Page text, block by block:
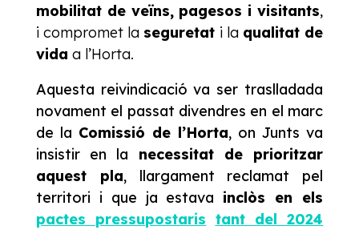
mobilitat de veïns, pagesos i visitants,
i compromet la seguretat i la qualitat de
vida a l’Horta.
Aquesta reivindicació va ser traslladada
novament el passat divendres en el marc
de la Comissió de l’Horta, on Junts va
insistir en la necessitat de prioritzar
aquest pla, llargament reclamat pel
territori i que ja estava inclòs en els
pactes pressupostaris tant del 2024